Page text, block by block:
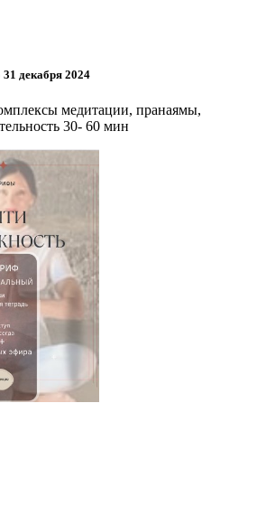
декабря 2024
медитации, пранаямы,
30- 60 мин